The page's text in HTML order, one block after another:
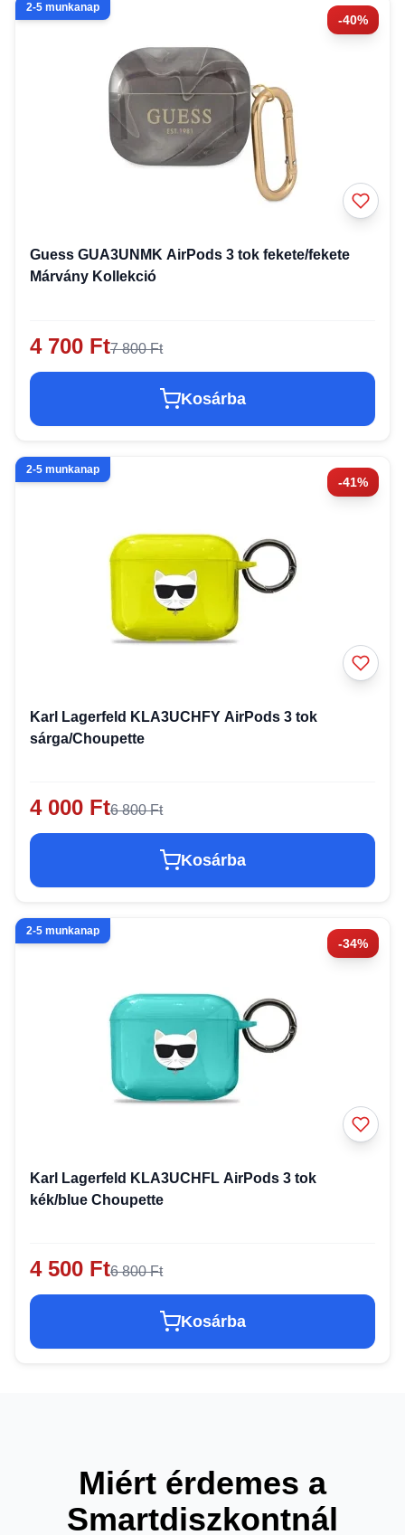
-40%
2-5 munkanap
Guess GUA3UNMK AirPods 3 tok fekete/fekete
Márvány Kollekció
4 700 Ft7 800 Ft
Kosárba
-41%
2-5 munkanap
Karl Lagerfeld KLA3UCHFY AirPods 3 tok
sárga/Choupette
4 000 Ft6 800 Ft
Kosárba
-34%
2-5 munkanap
Karl Lagerfeld KLA3UCHFL AirPods 3 tok
kék/blue Choupette
4 500 Ft6 800 Ft
Kosárba
Miért érdemes a
Smartdiszkontnál